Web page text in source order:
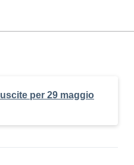
per 29 maggio